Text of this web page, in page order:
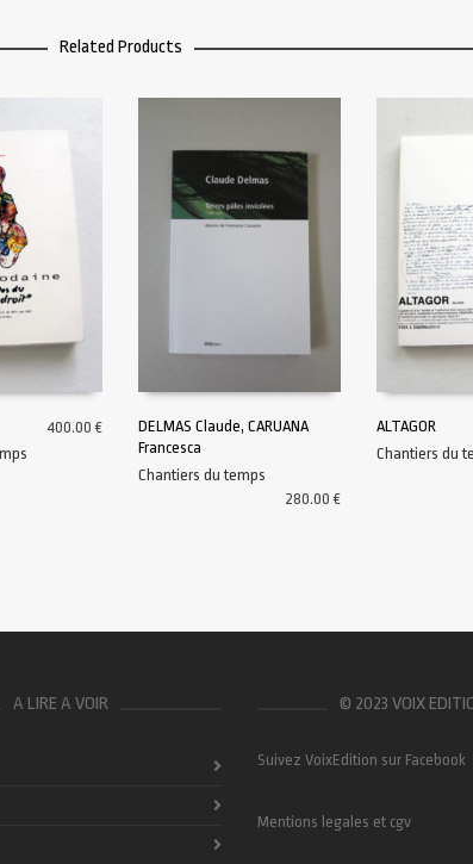
Related Products
400.00€
DELMAS Claude, CARUANA
Francesca
Chantiers du temps
280.00€
AJOUTER AU
ALTAGOR
Chantiers du
A LIRE A VOIR © 2023 VOIX
Suivez VoixEdition sur Facebook
Mentions legales et cgv